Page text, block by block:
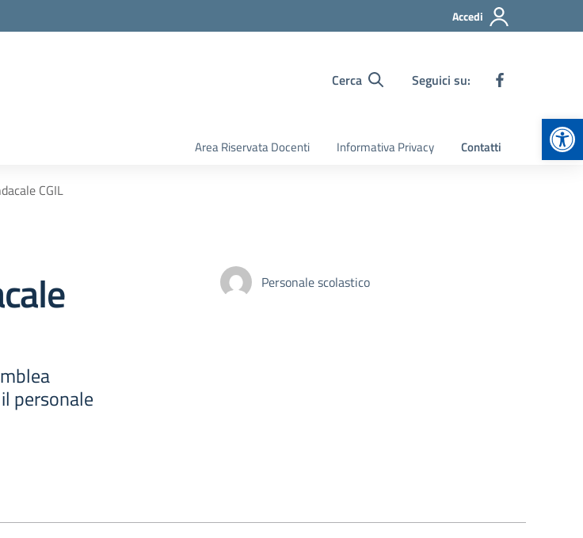
Accedi
Cerca Seguici su:
Area Riservata Docenti Informativa Privacy Contatti
CGIL
personale
Personale scolastico